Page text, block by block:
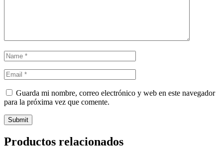
Guarda mi nombre, correo electrónico y web en este navegador
para la próxima vez que comente.
Productos relacionados